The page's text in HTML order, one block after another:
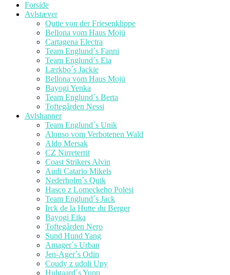
Forside
Avlstæver
Qutie von der Friesenklippe
Bellona vom Haus Mojü
Cartagena Electra
Team Englund´s Fanni
Team Englund´s Eia
Lærkbo´s Jackie
Bellona vom Haus Mojü
Bayogi Yenka
Team Englund´s Berta
Toftegården Nessi
Avlshanner
Team Englund´s Unik
Alonso vom Verbotenen Wald
Aldo Mersak
CZ Nirreterrit
Coast Strikers Alvin
Audi Catario Mikels
Nederholm´s Quik
Hasco z Lomeckeho Polesi
Team Englund´s Jack
Irck de la Hutte du Berger
Bayogi Eika
Toftegården Nero
Sund Hund Yang
Amager´s Urban
Jen-Ager´s Odin
Coudy z udoli Upy
Hulgaard´s Yupp